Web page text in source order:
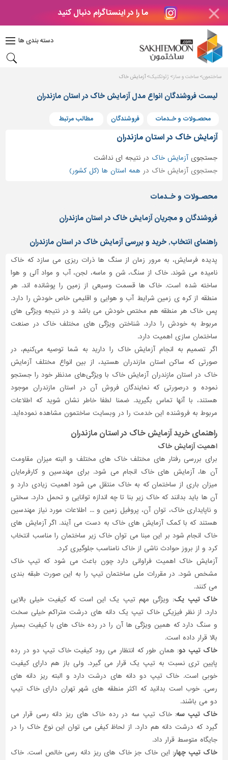
ما را در اینستاگرام دنبال کنید
دسته بندی ها
دکوراسیون
بتن
های
بتنی
و
پنجره
ساختمانی
نرده
و
حفاظ
کفپوش
سنگ
سرویس
بهداشتی
ابزار،یراق
و
ماشین
برقی،روشنایی،ایمنی
محوطه
سازی
و
نما
ساخت
و
تاسیسات
ساختمان
شهرسازی،
ترافیک
و
سازه
سایر
ساختمون ساخت و ساز ژئوتکنیک آزمایش خاک
لیست فروشندگان انواع مدل آزمایش خاک در استان مازندران
محصـولات و خـدمات فروشندگان مطالب مرتبط
آزمایش خاک در استان مازندران
جستجویآزمایش خاک درنتیجه ای نداشت
جستجوی آزمایش خاک در همه استان ها (کل کشور)
محصـولات و خـدمات
فروشندگان و مجریان آزمایش خاک در استان مازندران
راهنمای انتخاب, خرید و بررسی آزمایش خاک در استان مازندران
پدیده فرسایش، به مرور زمان از سنگ ها ذرات ریزی می سازد که خاک
نامیده می شوند. خاک از سنگ، شن و ماسه، لجن، آب و مواد آلی و هوا
ساخته شده است. خاک ها قسمت وسیعی از زمین را پوشانده اند. هر
منطقه از کره ی زمین شرایط آب و هوایی و اقلیمی خاص خودش را دارد.
پس خاک هر منطقه هم مختص خودش می باشد و در نتیجه ویژگی های
مربوط به خودش را دارد. شناختن ویژگی های مختلف خاک در صنعت
ساختمان سازی اهمیت دارد.
اگر تصمیم به انجام آزمایش خاک را دارید به شما توصیه می‌کنیم، در
صورتی که ساکن استان مازندران هستید، از بین انواع مختلف آزمایش
خاک در استان مازندران آزمایش خاک با ویژگی‌های مدنظر خود را جستجو
نموده و درصورتی‌ که نمایندگان فروش آن در استان مازندران موجود
هستند، با آنها تماس بگیرید. ضمنا لطفا خاطر نشان شوید که اطلاعات
مربوط به فروشنده این خدمت را در وبسایت ساختمون مشاهده نموده‌اید.
راهنمای خرید آزمایش خاک در استان مازندران
اهمیت آزمایش خاک
برای بررسی رفتار های مختلف خاک های مختلف و البته میزان مقاومت
آن ها، آزمایش های خاک انجام می شود. برای مهندسین و کارفرمایان
میزان باری از ساختمان که به خاک منتقل می شود اهمیت زیادی دارد و
آن ها باید بدانند که خاک زیر بنا تا چه اندازه توانایی و تحمل دارد. سختی
و ناپایداری خاک، توان آن، پروفیل زمین و ... اطلاعات مورد نیاز مهندسین
هستند که با کمک آزمایش های خاک به دست می آیند. اگر آزمایش های
خاک انجام شود بر این مبنا می توان خاک زیر ساختمان را مناسب انتخاب
کرد و از بروز حوادث ناشی از خاک نامناسب جلوگیری کرد.
آزمایش خاک اهمیت فراوانی دارد چون باعث می شود که تیپ خاک
مشخص شود. در مقررات ملی ساختمان تیپ را به این صورت طبقه بندی
می کنند.
خاک تیپ یک:ویژگی مهم تیپ یک این است که کیفیت خیلی بالایی
دارد. از نظر فیزیکی خاک تیپ یک دانه های درشت متراکم خیلی سخت
و سنگ دارد که همین ویژگی ها آن را در رده خاک های با کیفیت بسیار
بالا قرار داده است.
خاک تیپ دو: همان طور که انتظار می رود کیفیت خاک تیپ دو در رده
پایین تری نسبت به تیپ یک قرار می گیرد. ولی باز هم دارای کیفیت
خوبی است. خاک تیپ دو دانه های درشت دارد و البته ریز دانه های
رسی. خوب است بدانید که اکثر منطقه های شهر تهران دارای خاک تیپ
دو می باشند.
خاک تیپ سه:خاک تیپ سه در رده خاک های ریز دانه رسی قرار می
گیرد که درشت دانه هم دارد. از لحاظ کیفی می توان این نوع خاک را در
جایگاه متوسط قرار داد.
خاک تیپ چهار:این خاک جز خاک های ریز دانه رسی خالص است. خاک